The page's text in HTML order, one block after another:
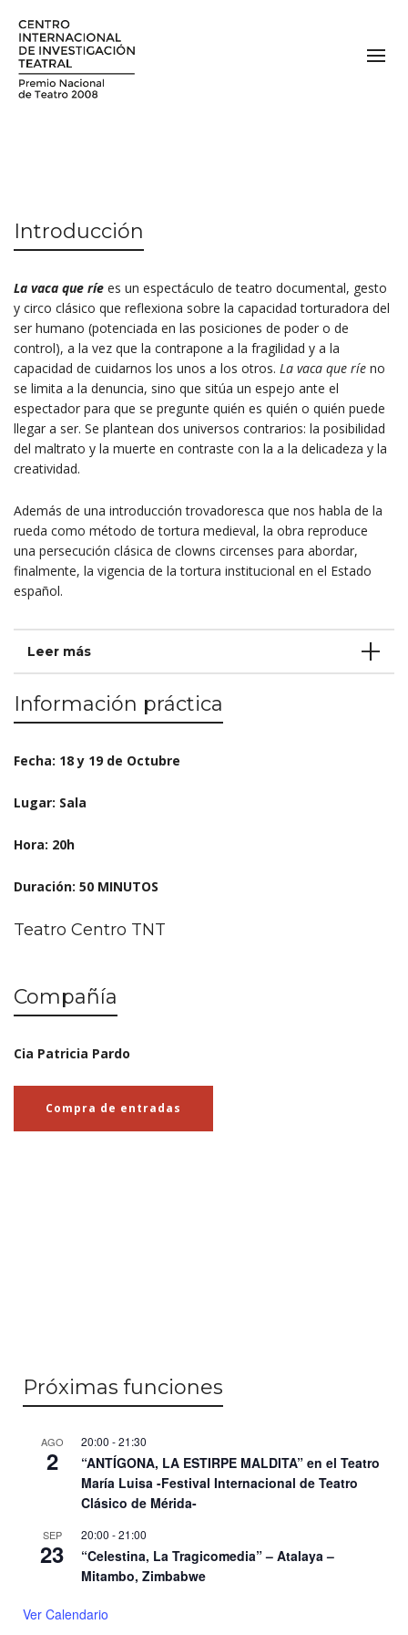
Introducción
La vaca que ríe es un espectáculo de teatro documental, gesto
y circo clásico que reflexiona sobre la capacidad torturadora del
ser humano (potenciada en las posiciones de poder o de
control), a la vez que la contrapone a la fragilidad y a la
capacidad de cuidarnos los unos a los otros. La vaca que ríe no
se limita a la denuncia, sino que sitúa un espejo ante el
espectador para que se pregunte quién es quién o quién puede
llegar a ser. Se plantean dos universos contrarios: la posibilidad
del maltrato y la muerte en contraste con la a la delicadeza y la
creatividad.
Además de una introducción trovadoresca que nos habla de la
rueda como método de tortura medieval, la obra reproduce
una persecución clásica de clowns circenses para abordar,
finalmente, la vigencia de la tortura institucional en el Estado
español.
Leer más
Información práctica
Fecha: 18 y 19 de Octubre
Lugar: Sala
Hora: 20h
Duración: 50 MINUTOS
Teatro Centro TNT
Compañía
Cia Patricia Pardo
Compra de entradas
Próximas funciones
AGO
2
20:00 -21:30
“ANTÍGONA, LA ESTIRPE MALDITA” en el Teatro
María Luisa -Festival Internacional de Teatro
Clásico de Mérida-
SEP
23
20:00 -21:00
“Celestina, La Tragicomedia” – Atalaya –
Mitambo, Zimbabwe
Ver Calendario